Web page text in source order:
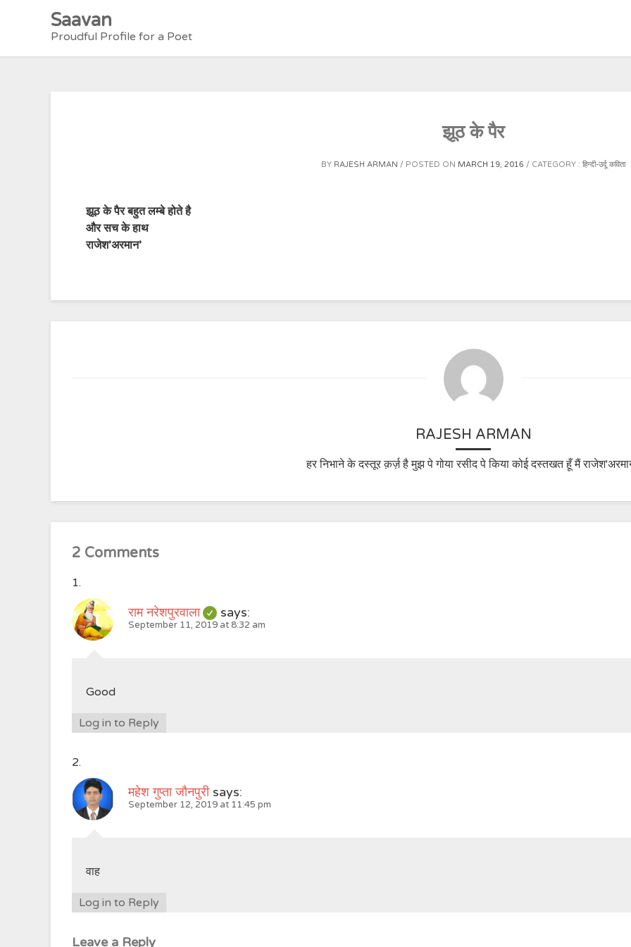
Saavan
Proudful Profile for a Poet
झूठ के पैर
BY RAJESH ARMAN POSTED ON MARCH 19, 2016 CATEGORY : हिन्दी-उर्दू कविता
झूठ के पैर बहुत लम्बे होते है
और सच के हाथ
राजेश’अरमान’
RAJESH ARMAN
हर निभाने के दस्तूर क़र्ज़ है मुझ पे गोया रसीद पे किया कोई दस्तखत हूँ मैं
2 Comments
राम नरेशपुरवाला says:
September 11, 2019 at 8:32 am
Good
Log in to Reply
महेश गुप्ता जौनपुरी says:
September 12, 2019 at 11:45 pm
वाह
Log in to Reply
Leave a Reply